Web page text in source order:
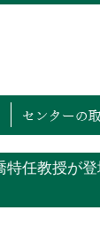
域
任教授が登